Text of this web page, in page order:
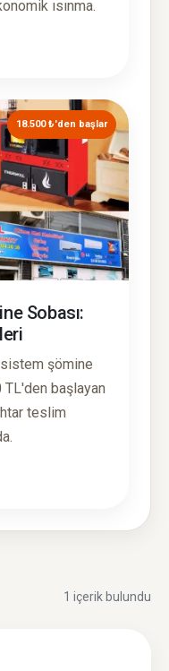
ısınma.
18.500 ₺'den başlar
Sobası:
şömine
başlayan
teslim
1 içerik bulundu